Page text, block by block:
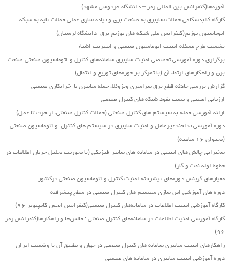
آموزه‌ها(کنفرانس بین المللی رمز – دانشگاه فردوسی مشهد)
کارگاه کالبدشکافی حملات سایبری به صنعت برق و پیاده سازی عملی حملات پایه به شبکه
اتوماسیون توزیع(کنفرانس ملی شبکه های توزیع برق -دانشگاه لرستان)
نشست طرح مسئله امنیت اتوماسیون صنعتی و اینترنت اشیاء
برگزاری دوره آموزشی تخصصی امنیت سایبری سامانه‌های کنترل و اتوماسیون صنعتی صنعت
برق و راهکارهای ارتقاء آن (با تمرکز بر حوزه‌های توزیع و انتقال)
گزارش بررسی حادثه قطع برق سراسری ونزوئلا، حمله سایبری یا خرابکاری صنعتی
ارزیابی امنیتی و تست نفوذ شبکه های کنترل صنعتی
ارائه آموزشی حمله به سیستم های کنترل صنعتی (حملات کنترل صنعتی، از حرف تا عمل)
دوره آموزشی پدافندغیرعامل و امنیت سایبری در سیستم های کنترل و اتوماسیون صنعتی
(محتوای ۱۶ ساعته)
سخنرانی چالش های امنیتی در سامانه های سایبر-فیزیکی (با محوریت تحلیل جریان اطلاعات در
خطوط لوله نفت و گاز)
معیارهای گزینش دوره‌های پیشرفته امنیت کنترل و اتوماسیون صنعتی درکشور
دوره های آموزشی امن سازی سیستم های کنترل صنعتی در سطح پیشرفته
کارگاه آموزشی امنیت اطلاعات در سامانه‌های کنترل صنعتی(کنفرانس انجمن کامپیوتر ۹۶)
کارگاه آموزشی امنیت اطلاعات در سامانه‌های کنترل صنعتی : چالش‌ها و راهکارها(کنفرانس رمز
۹۶)
راهکارهای امنیت سایبری سامانه های کنترل صنعتی در جهان و تطبیق آن با وضعیت ایران
دوره آموزشی امنیت سایبری در سامانه های صنعتی